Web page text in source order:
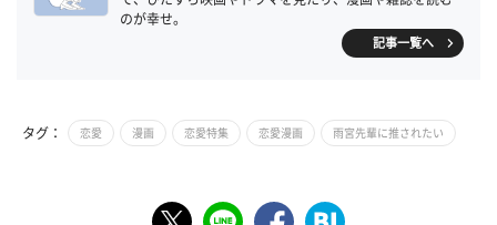
のが幸せ。
記事一覧へ
タグ： 恋愛 漫画 恋愛特集 恋愛漫画 雨宮先輩に推されたい